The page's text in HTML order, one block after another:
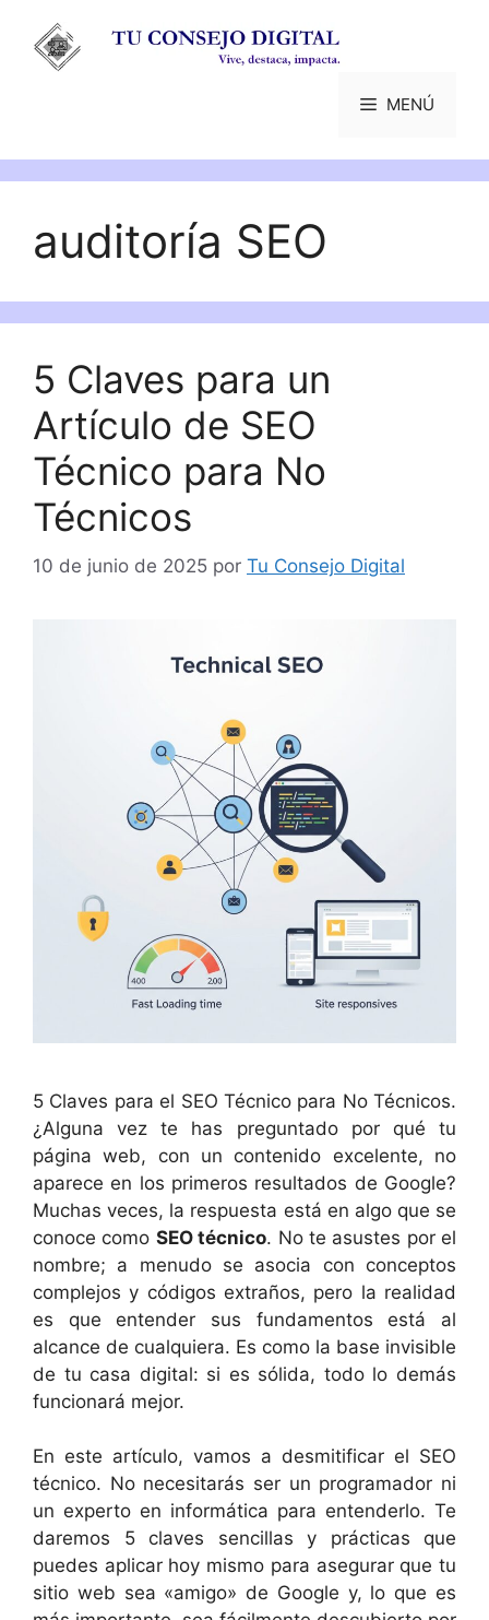
contenido
MENÚ
auditoría SEO
5 Claves para un
Artículo de SEO
Técnico para No
Técnicos
10 de junio de 2025 por Tu Consejo Digital
5 Claves para el SEO Técnico para No Técnicos.
¿Alguna vez te has preguntado por qué tu
página web, con un contenido excelente, no
aparece en los primeros resultados de Google?
Muchas veces, la respuesta está en algo que se
conoce como SEO técnico. No te asustes por el
nombre; a menudo se asocia con conceptos
complejos y códigos extraños, pero la realidad
es que entender sus fundamentos está al
alcance de cualquiera. Es como la base invisible
de tu casa digital: si es sólida, todo lo demás
funcionará mejor.
En este artículo, vamos a desmitificar el SEO
técnico. No necesitarás ser un programador ni
un experto en informática para entenderlo. Te
daremos 5 claves sencillas y prácticas que
puedes aplicar hoy mismo para asegurar que tu
sitio web sea «amigo» de Google y, lo que es